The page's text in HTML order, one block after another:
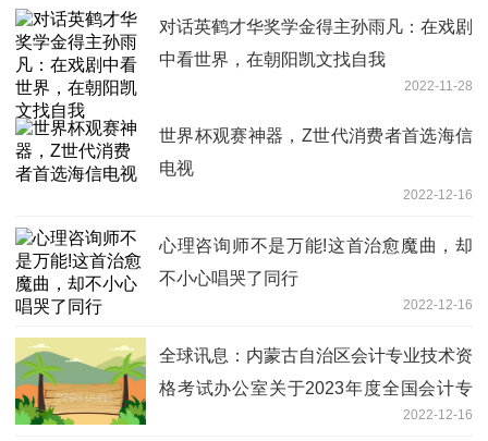
对话英鹤才华奖学金得主孙雨凡：在戏剧
中看世界，在朝阳凯文找自我
2022-11-28
世界杯观赛神器，Z世代消费者首选海信
电视
2022-12-16
心理咨询师不是万能!这首治愈魔曲，却
不小心唱哭了同行
2022-12-16
全球讯息：内蒙古自治区会计专业技术资
格考试办公室关于2023年度全国会计专
业技术资格考试和全区正高级会计师资格
2022-12-16